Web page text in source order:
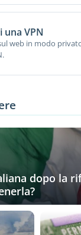
una VPN
web in modo
dopo la